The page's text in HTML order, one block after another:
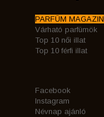
PARFÜM MAGAZIN
Várható parfümök
Top 10 női illat
Top 10 férfi illat
Facebook
Instagram
Névnap ajánló